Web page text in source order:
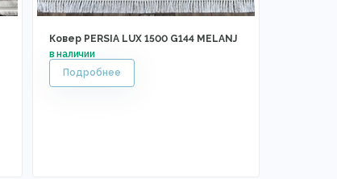
Ковер PERSIA LUX 1500 G144 MELANJ